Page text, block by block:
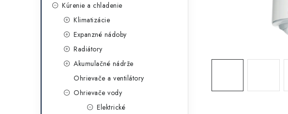
Kúrenie a chladenie
Klimatizácie
Expanzné nádoby
Radiátory
Akumulačné nádrže
Ohrievače a ventilátory
Ohrievače vody
Elektrické